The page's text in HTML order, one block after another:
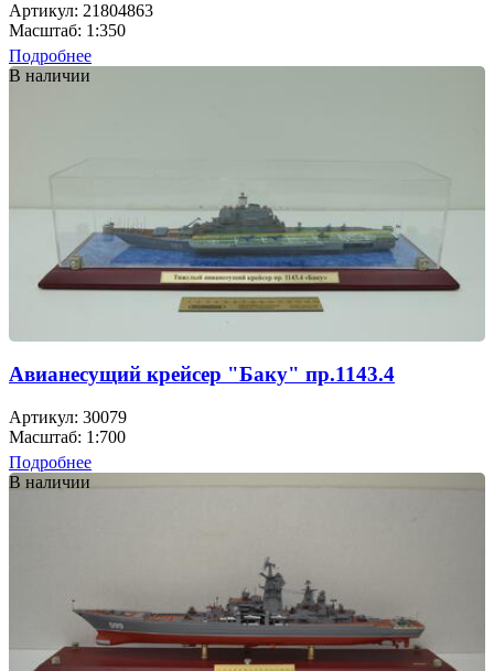
Артикул: 21804863
Масштаб: 1:350
Подробнее
В наличии
Авианесущий крейсер "Баку" пр.1143.4
Артикул: 30079
Масштаб: 1:700
Подробнее
В наличии